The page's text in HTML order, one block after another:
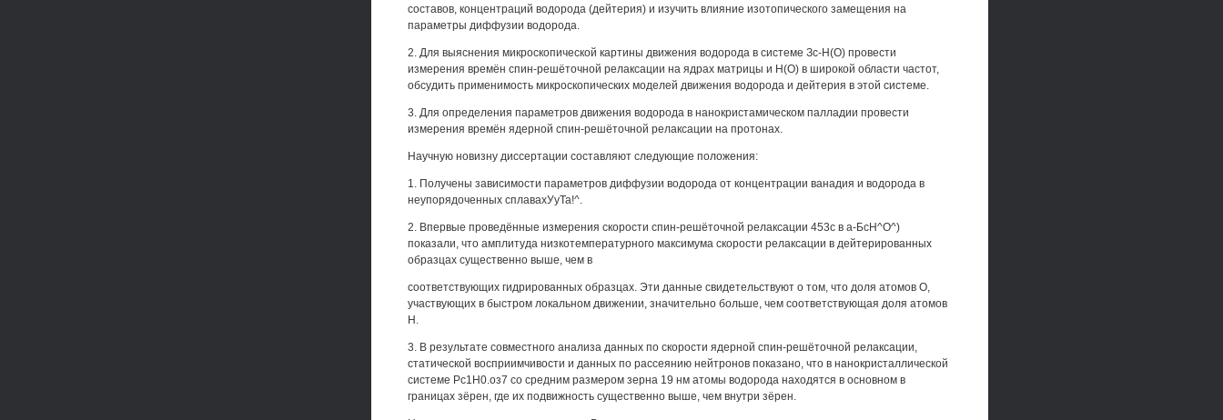
составов, концентраций водорода (дейтерия) и изучить влияние изотопического замещения на
параметры диффузии водорода.
2. Для выяснения микроскопической картины движения водорода в системе Зс-Н(О) провести
измерения времён спин-решёточной релаксации на ядрах матрицы и Н(О) в широкой области частот,
обсудить применимость микроскопических моделей движения водорода и дейтерия в этой системе.
3. Для определения параметров движения водорода в нанокристамическом палладии провести
измерения времён ядерной спин-решёточной релаксации на протонах.
Научную новизну диссертации составляют следующие положения:
1. Получены зависимости параметров диффузии водорода от концентрации ванадия и водорода в
неупорядоченных сплавахУуТа!^.
2. Впервые проведённые измерения скорости спин-решёточной релаксации 453с в а-БсН^О^)
показали, что амплитуда низкотемпературного максимума скорости релаксации в дейтерированных
образцах существенно выше, чем в
соответствующих гидрированных образцах. Эти данные свидетельствуют о том, что доля атомов О,
участвующих в быстром локальном движении, значительно больше, чем соответствующая доля атомов
Н.
3. В результате совместного анализа данных по скорости ядерной спин-решёточной релаксации,
статической восприимчивости и данных по рассеянию нейтронов показано, что в нанокристаллической
системе Рс1Н0.оз7 со средним размером зерна 19 нм атомы водорода находятся в основном в
границах зёрен, где их подвижность существенно выше, чем внутри зёрен.